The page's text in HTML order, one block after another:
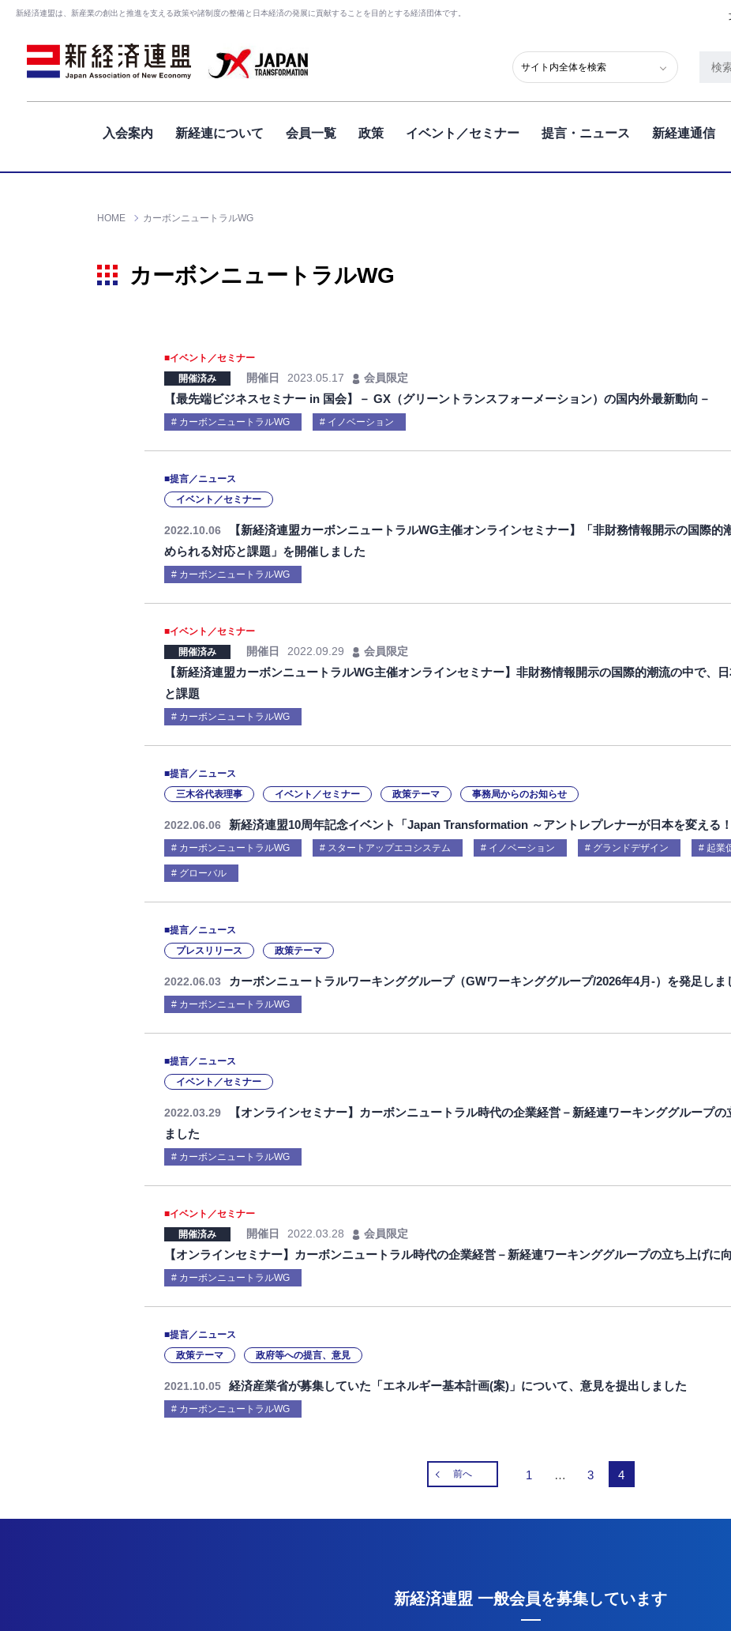
新経済連盟は、新産業の創出と推進を支える政策や諸制度の整備と日本経済の発展に貢献することを目的とする経済団体です。
入会案内 新経連について 会員一覧 政策 イベント／セミナー 提言・ニュース 新経連通信
HOME カーボンニュートラルWG
カーボンニュートラルWG
■イベント／セミナー
開催済み
開催日 2023.05.17 会員限定
【最先端ビジネスセミナー in 国会】－ GX（グリーントランスフォーメーション）の国内外最新動向－
カーボンニュートラルWG イノベーション
■提言／ニュース
イベント／セミナー
2022.10.06
【新経済連盟カーボンニュートラルWG主催オンラインセミナー】「非財務情報開示の国際的
められる対応と課題」を開催しました
カーボンニュートラルWG
■イベント／セミナー
開催済み
開催日 2022.09.29 会員限定
【新経済連盟カーボンニュートラルWG主催オンラインセミナー】非財務情報開示の国際的潮流の中で、
と課題
カーボンニュートラルWG
■提言／ニュース
三木谷代表理事
イベント／セミナー 政策テーマ 事務局からのお知らせ
2022.06.06 新経済連盟10周年記念イベント「Japan Transformation ～アントレプレナーが日本を変える！
カーボンニュートラルWG スタートアップエコシステム イノベーション グランドデザイン 起業
グローバル
■提言／ニュース
プレスリリース
政策テーマ
2022.06.03 カーボンニュートラルワーキンググループ（GWワーキンググループ/2026年4月-）を発足しま
カーボンニュートラルWG
■提言／ニュース
イベント／セミナー
2022.03.29
【オンラインセミナー】カーボンニュートラル時代の企業経営－新経連ワーキンググループ
ました
カーボンニュートラルWG
■イベント／セミナー
開催済み
開催日 2022.03.28 会員限定
【オンラインセミナー】カーボンニュートラル時代の企業経営－新経連ワーキンググループの立ち上げに
カーボンニュートラルWG
■提言／ニュース
政策テーマ
政府等への提言、意見
2021.10.05 経済産業省が募集していた「エネルギー基本計画(案)」について、意見を提出しました
カーボンニュートラルWG
前へ 1 … 3 4
新経済連盟 一般会員を募集しています